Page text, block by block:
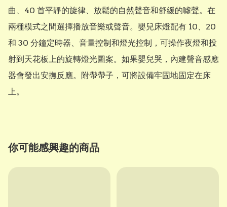
曲、40 首平靜的旋律、放鬆的自然聲音和舒緩的噓聲。在
兩種模式之間選擇播放音樂或聲音。嬰兒床燈配有 10、20
和 30 分鐘定時器、音量控制和燈光控制，可操作夜燈和投
射到天花板上的旋轉燈光圖案。如果嬰兒哭，內建聲音感應
器會發出安撫反應。附帶帶子，可將設備牢固地固定在床
上。
你可能感興趣的商品